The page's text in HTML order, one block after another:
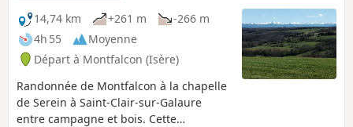
14,74 km
+261 m
-266 m
4h 55
Moyenne
Départ à Montfalcon (Isère)
Randonnée de Montfalcon à la chapelle
de Serein à Saint-Clair-sur-Galaure
entre campagne et bois. Cette